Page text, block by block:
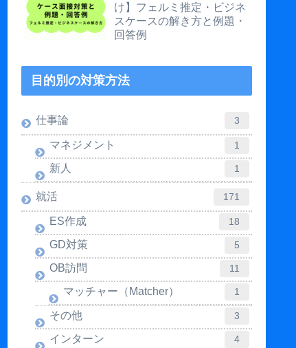
け】フェルミ推定・ビジネ
スケースの解き方と例題・
回答例
目的別の対策方法
仕事論 3
マネジメント 1
新人 1
就活 171
ES作成 18
GD対策 5
OB訪問 11
マッチャー（Matcher） 1
その他 3
インターン 4